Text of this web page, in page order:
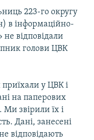
223-го округу
в інформаційно-
не відповідали
голови ЦВК
у ЦВК і
на паперових
звірили їх і
Дані, занесені
відповідають